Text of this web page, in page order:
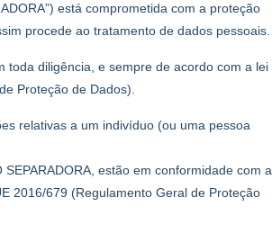
está comprometida com a proteção
procede ao tratamento de dados pessoais.
toda diligência, e sempre de acordo com a lei
Proteção de Dados).
relativas a um indivíduo (ou uma pessoa
estão em conformidade com a
2016/679 (Regulamento Geral de Proteção